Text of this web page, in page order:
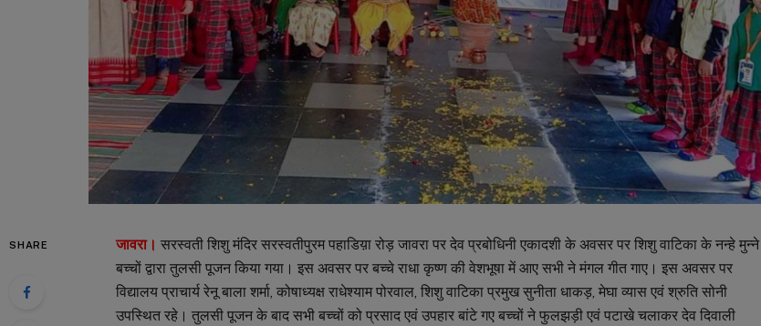
SHARE जावरा। सरस्वती शिशु मंदिर सरस्वतीपुरम पहाडिय़ा रोड़ जावरा पर देव प्रबोधिनी एकादशी के अवसर पर शिशु वाटिका के नन्हे मुन्ने
बच्चों द्वारा तुलसी पूजन किया गया। इस अवसर पर बच्चे राधा कृष्ण की वेशभूषा में आए सभी ने मंगल गीत गाए। इस अवसर पर
विद्यालय प्राचार्य रेनू बाला शर्मा, कोषाध्यक्ष राधेश्याम पोरवाल, शिशु वाटिका प्रमुख सुनीता धाकड़, मेघा व्यास एवं श्रुति सोनी
उपस्थित रहे। तुलसी पूजन के बाद सभी बच्चों को प्रसाद एवं उपहार बांटे गए बच्चों ने फुलझड़ी एवं पटाखे चलाकर देव दिवाली